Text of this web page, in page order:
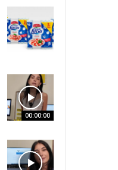
00:00:00